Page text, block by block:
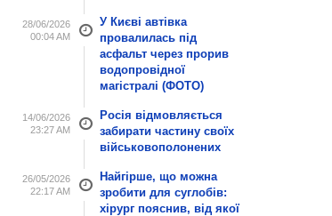
28/06/2026
00:04 AM
У Києві автівка
провалилась під
асфальт через прорив
водопровідної
магістралі (ФОТО)
14/06/2026
23:27 AM
Росія відмовляється
забирати частину своїх
військовополонених
26/05/2026
22:17 AM
Найгірше, що можна
зробити для суглобів:
хірург пояснив, від якої